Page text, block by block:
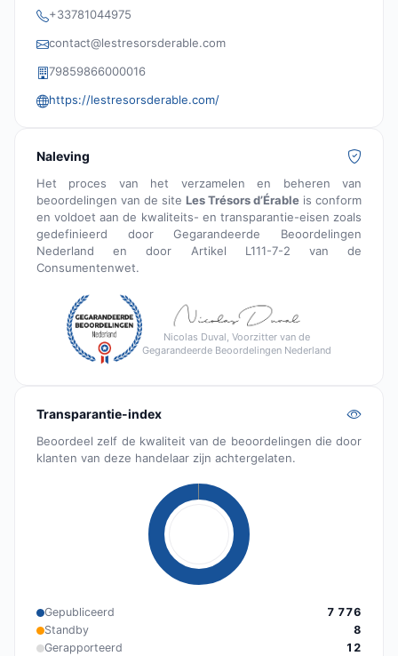
+33781044975
contact@lestresorsderable.com
79859866000016
https://lestresorsderable.com/
Naleving
Het proces van het verzamelen en beheren van
beoordelingen van de site Les Trésors d’Érable is conform
en voldoet aan de kwaliteits- en transparantie-eisen zoals
gedefinieerd door Gegarandeerde Beoordelingen
Nederland en door Artikel L111-7-2 van de
Consumentenwet.
Nicolas Duval, Voorzitter van de
Gegarandeerde Beoordelingen Nederland
Transparantie-index
Beoordeel zelf de kwaliteit van de beoordelingen die door
klanten van deze handelaar zijn achtergelaten.
Gepubliceerd
7 776
Standby
8
Gerapporteerd
12